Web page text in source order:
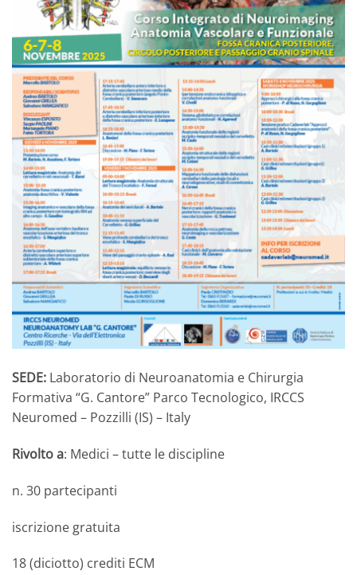
SEDE: Laboratorio di Neuroanatomia e Chirurgia
Formativa “G. Cantore” Parco Tecnologico, IRCCS
Neuromed – Pozzilli (IS) – Italy
Rivolto a: Medici – tutte le discipline
n. 30 partecipanti
iscrizione gratuita
18 (diciotto) crediti ECM